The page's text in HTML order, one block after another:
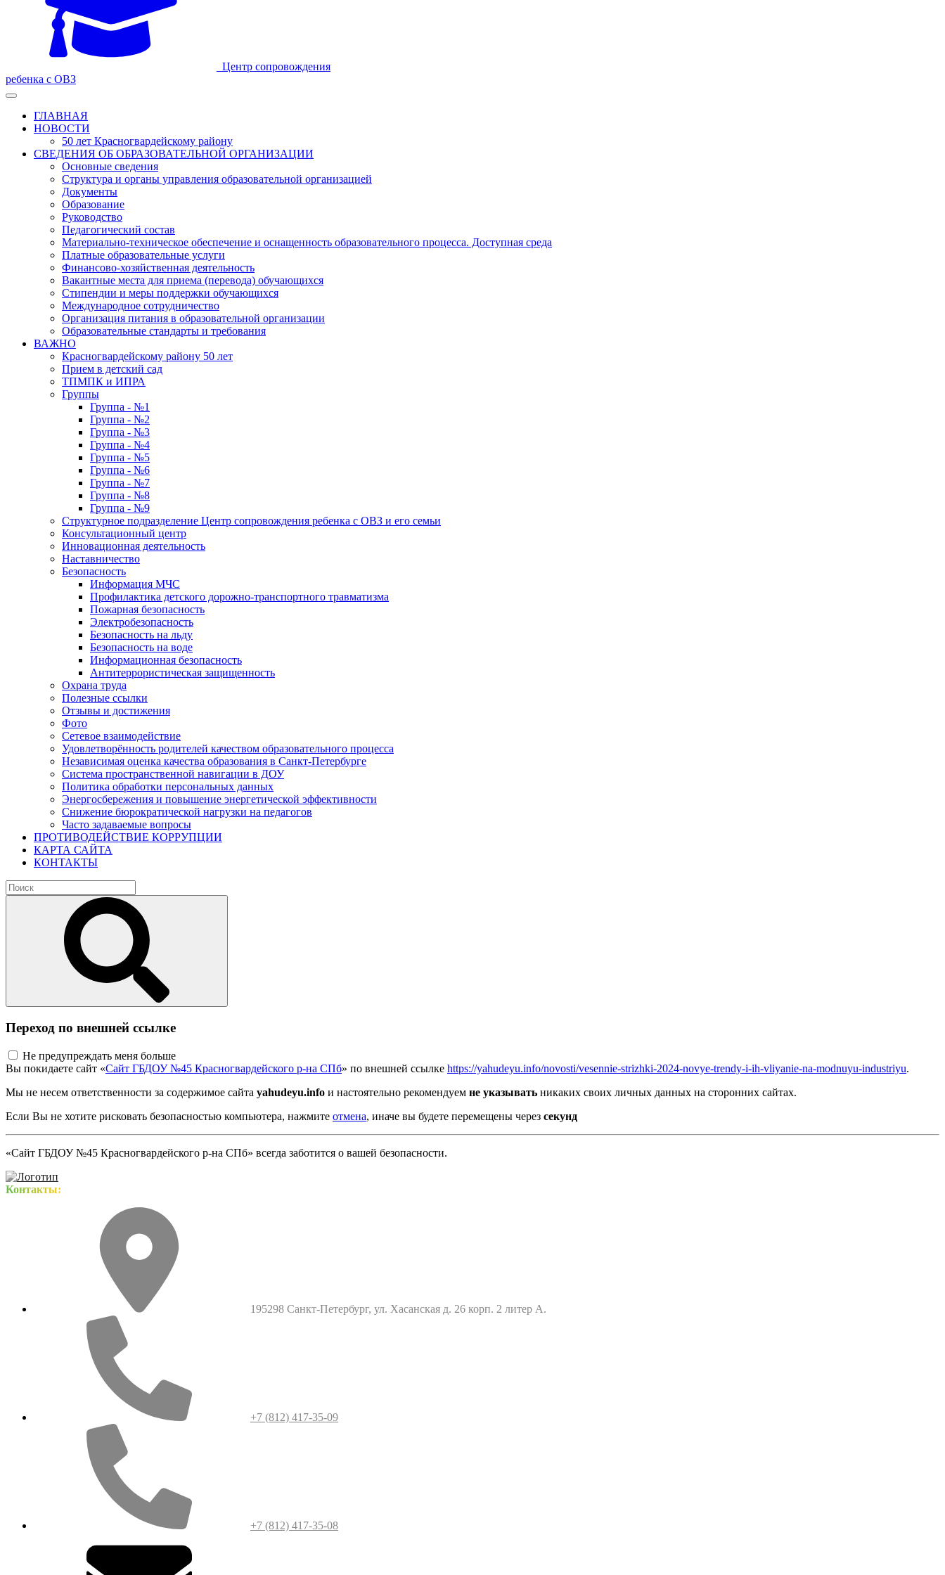
Центр сопровождения
ребенка с ОВЗ
ГЛАВНАЯ
НОВОСТИ
50 лет Красногвардейскому району
СВЕДЕНИЯ ОБ ОБРАЗОВАТЕЛЬНОЙ ОРГАНИЗАЦИИ
Основные сведения
Структура и органы управления образовательной организацией
Документы
Образование
Руководство
Педагогический состав
Материально-техническое обеспечение и оснащенность образовательного процесса. Доступная среда
Платные образовательные услуги
Финансово-хозяйственная деятельность
Вакантные места для приема (перевода) обучающихся
Стипендии и меры поддержки обучающихся
Международное сотрудничество
Организация питания в образовательной организации
Образовательные стандарты и требования
ВАЖНО
Красногвардейскому району 50 лет
Прием в детский сад
ТПМПК и ИПРА
Группы
Группа - №1
Группа - №2
Группа - №3
Группа - №4
Группа - №5
Группа - №6
Группа - №7
Группа - №8
Группа - №9
Структурное подразделение Центр сопровождения ребенка с ОВЗ и его семьи
Консультационный центр
Инновационная деятельность
Наставничество
Безопасность
Информация МЧС
Профилактика детского дорожно-транспортного травматизма
Пожарная безопасность
Электробезопасность
Безопасность на льду
Безопасность на воде
Информационная безопасность
Антитеррористическая защищенность
Охрана труда
Полезные ссылки
Отзывы и достижения
Фото
Сетевое взаимодействие
Удовлетворённость родителей качеством образовательного процесса
Независимая оценка качества образования в Санкт-Петербурге
Система пространственной навигации в ДОУ
Политика обработки персональных данных
Энергосбережения и повышение энергетической эффективности
Снижение бюрократической нагрузки на педагогов
Часто задаваемые вопросы
ПРОТИВОДЕЙСТВИЕ КОРРУПЦИИ
КАРТА САЙТА
КОНТАКТЫ
Переход по внешней ссылке
Не предупреждать меня больше
Вы покидаете сайт «Сайт ГБДОУ №45 Красногвардейского р-на СПб» по внешней ссылке https://yahudeyu.info/novosti/vesennie-strizhki-2024-novye-trendy-i-ih-vliyanie-na-modnuyu-industriyu.
Мы не несем ответственности за содержимое сайта yahudeyu.info и настоятельно рекомендуем не указывать никаких своих личных данных на сторонних сайтах.
Если Вы не хотите рисковать безопасностью компьютера, нажмите отмена, иначе вы будете перемещены через секунд
«Сайт ГБДОУ №45 Красногвардейского р-на СПб» всегда заботится о вашей безопасности.
Контакты:
195298 Санкт-Петербург, ул. Хасанская д. 26 корп. 2 литер А.
+7 (812) 417-35-09
+7 (812) 417-35-08